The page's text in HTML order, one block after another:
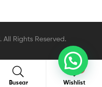
. All Rights Reserved.
Buscar Buscar
Wishlist
0